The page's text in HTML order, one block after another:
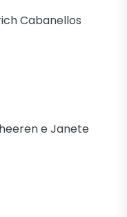
Cabanellos
e Janete